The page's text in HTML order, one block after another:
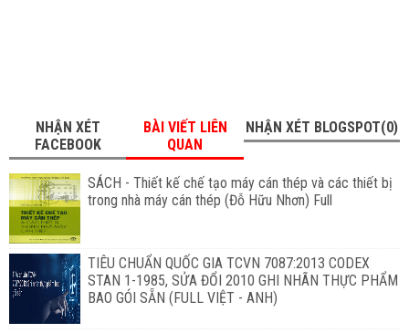
NHẬN XÉT
FACEBOOK
BÀI VIẾT LIÊN
QUAN
NHẬN XÉT BLOGSPOT(0)
SÁCH - Thiết kế chế tạo máy cán thép và các thiết bị
trong nhà máy cán thép (Đỗ Hữu Nhơn) Full
TIÊU CHUẨN QUỐC GIA TCVN 7087:2013 CODEX
STAN 1-1985, SỬA ĐỔI 2010 GHI NHÃN THỰC PHẨM
BAO GÓI SẴN (FULL VIỆT - ANH)